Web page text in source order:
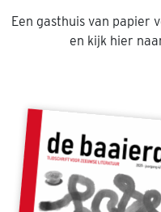
Een gasthuis van papier
en kijk hier